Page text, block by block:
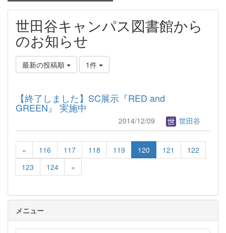
世田谷キャンパス図書館から
のお知らせ
最新の投稿順 1件
【終了しました】SC展示『RED and
GREEN』 実施中
2014/12/09 世田谷
« 116 117 118 119 120 121
122
123
124 »
メニュー